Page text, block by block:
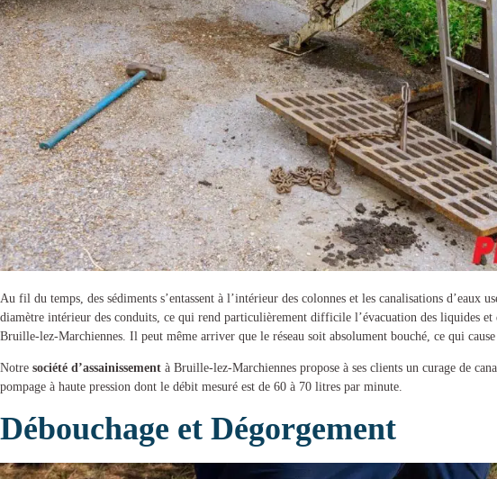
Au fil du temps, des sédiments s’entassent à l’intérieur des colonnes et les canalisations d’eaux
diamètre intérieur des conduits, ce qui rend particulièrement difficile l’évacuation des liquides et
Bruille-lez-Marchiennes . Il peut même arriver que le réseau soit absolument bouché, ce qui
Notre société d’assainissement à Bruille-lez-Marchiennes propose à ses clients un curage de
pompage à haute pression dont le débit mesuré est de 60 à 70 litres par minute.
Débouchage et Dégorgement